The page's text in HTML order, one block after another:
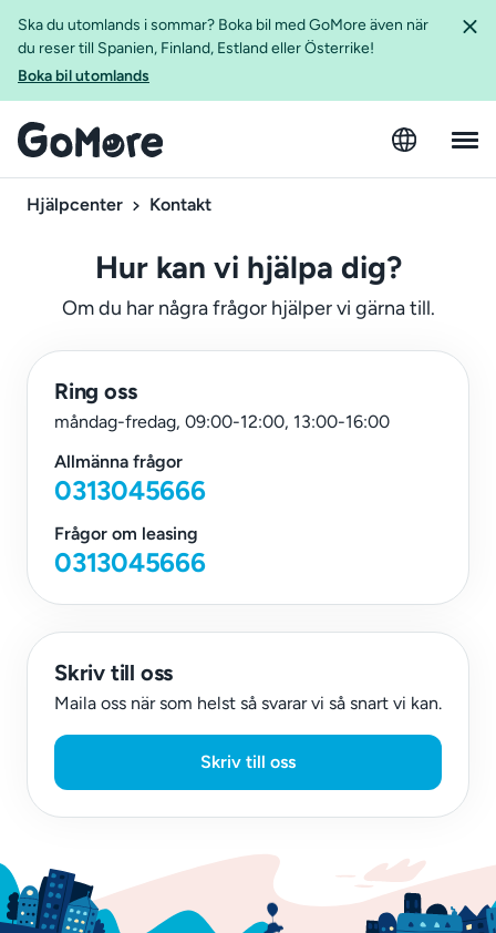
Ska du utomlands i sommar? Boka bil med GoMore även när
du reser till Spanien, Finland, Estland eller Österrike!
Boka bil utomlands
Hjälpcenter Kontakt
Hur kan vi hjälpa dig?
Om du har några frågor hjälper vi gärna till.
Ring oss
måndag-fredag, 09:00-12:00, 13:00-16:00
Allmänna frågor
0313045666
Frågor om leasing
0313045666
Skriv till oss
Maila oss när som helst så svarar vi så snart vi kan.
Skriv till oss